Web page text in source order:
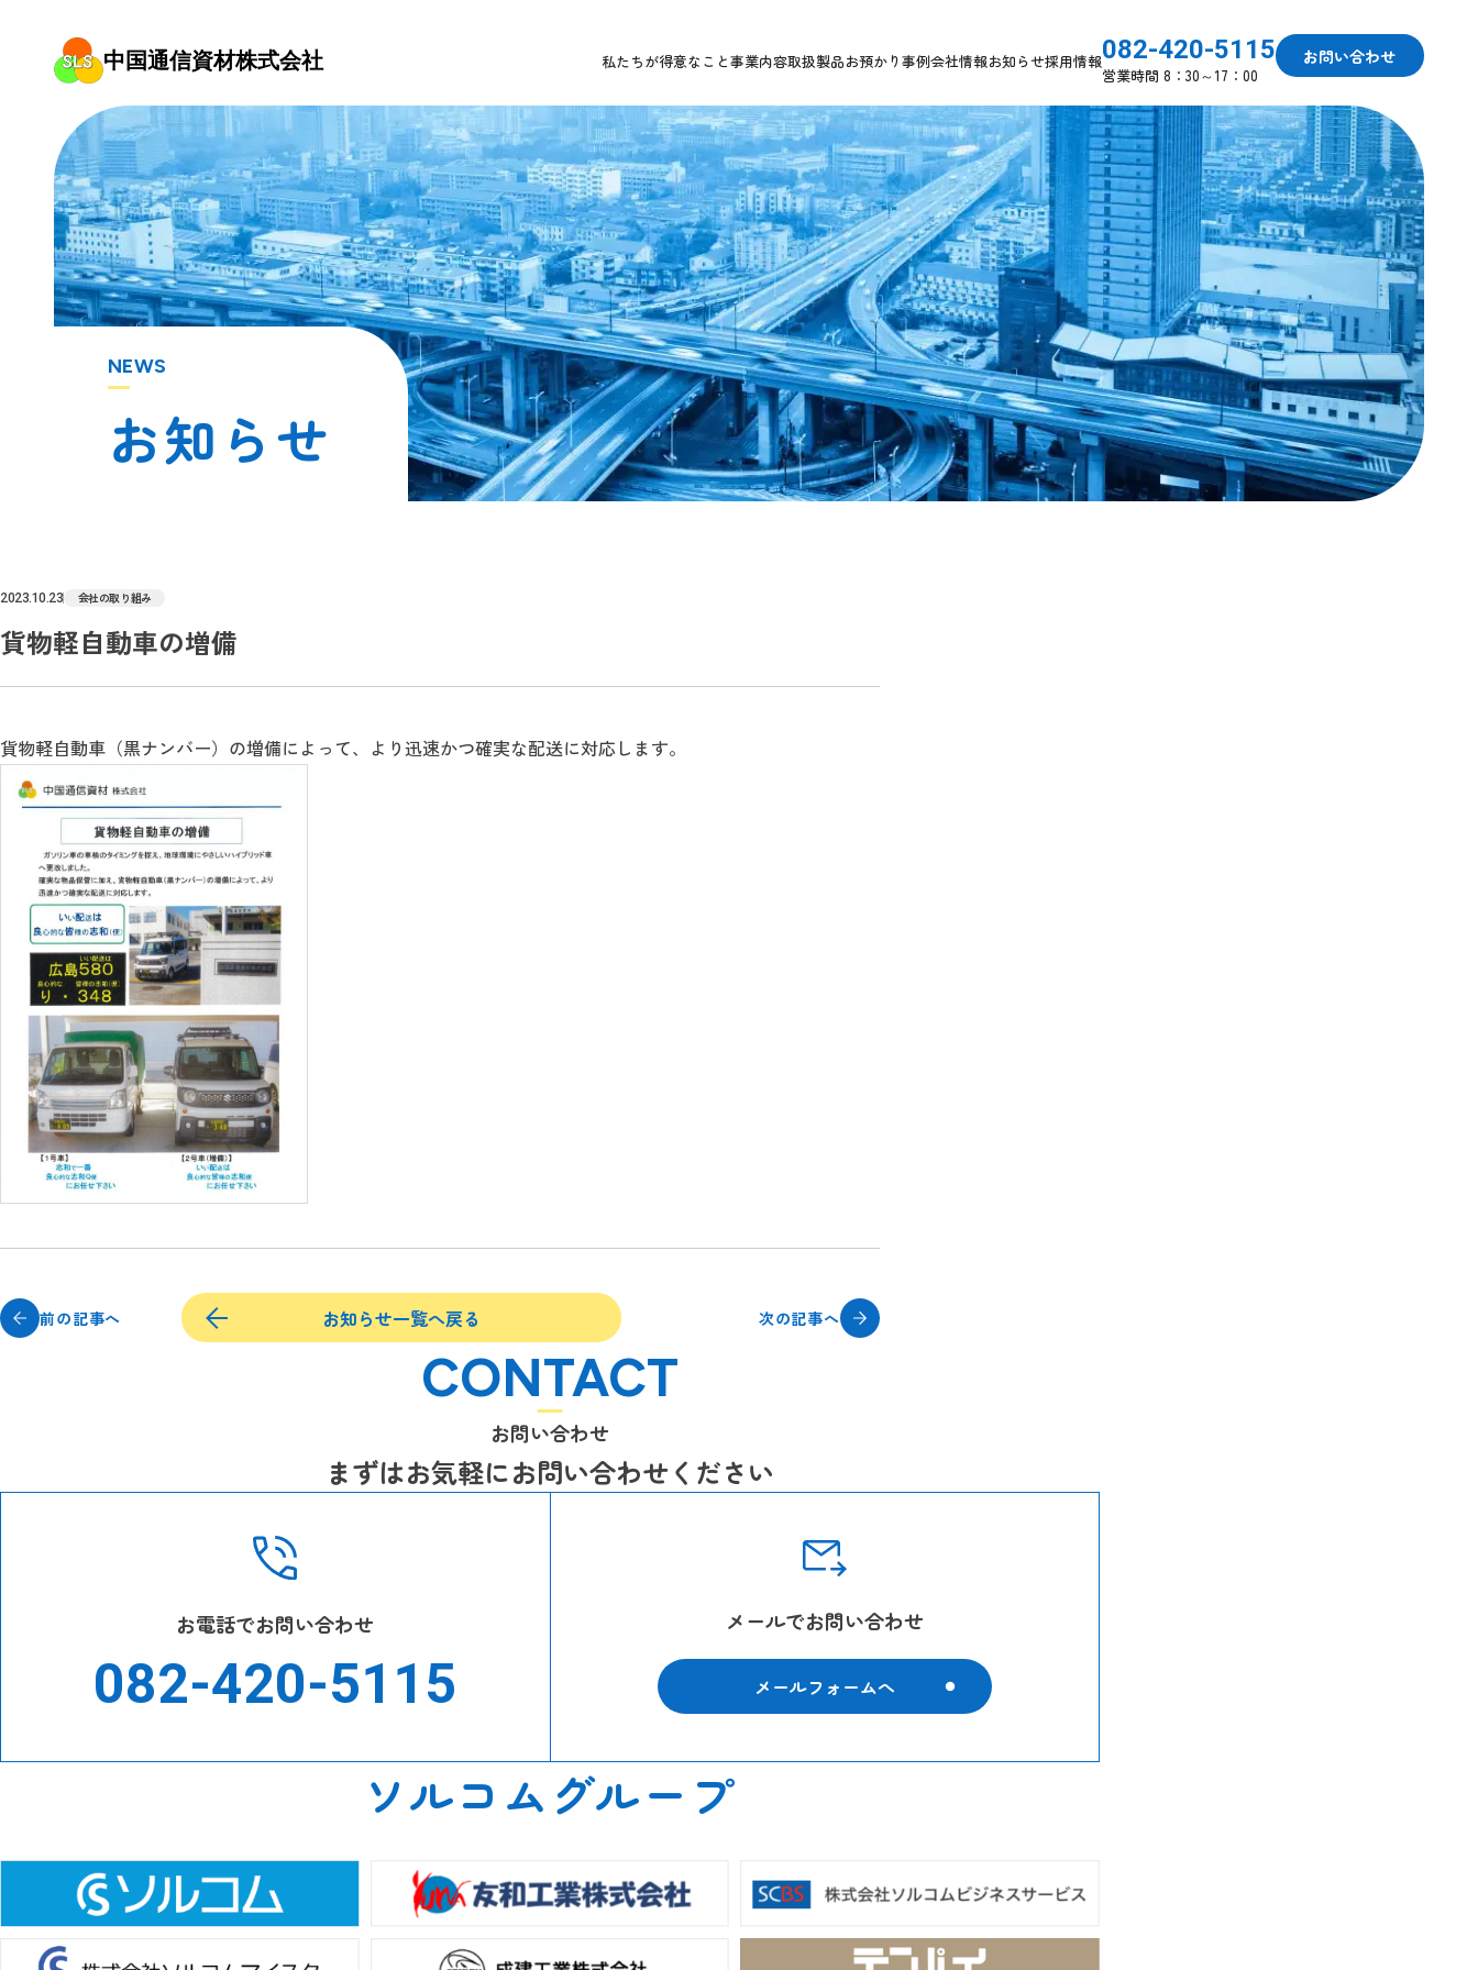
中国通信資材株式会社 私たちが得意なこと事業内容取扱製品お預かり事例会社情報お知らせ採用情報082-420-5115
営業時間 8：30～17：00
お問い合わせ
NEWS
2023.10.23 会社の取り組み
貨物軽自動車の増備
貨物軽自動車（黒ナンバー）の増備によって、より迅速かつ確実な配送に対応します。
前の記事へ お知らせ一覧へ戻る 次の記事へ
CONTACT
お問い合わせ
まずはお気軽にお問い合わせください
お電話でお問い合わせ
082-420-5115
メールでお問い合わせ
メールフォームへ
ソルコムグループ